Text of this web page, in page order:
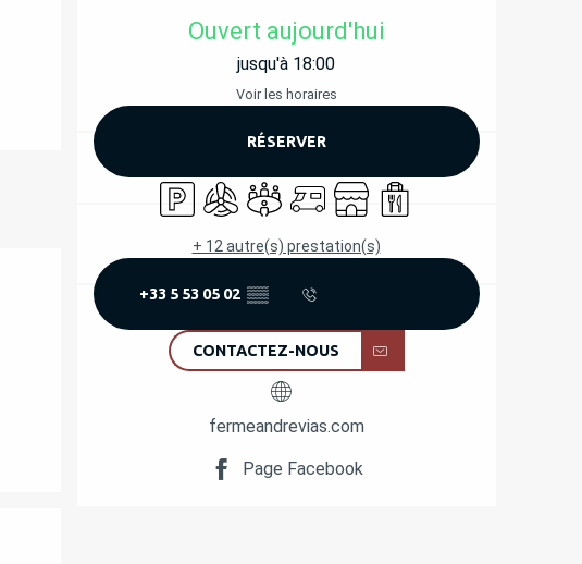
OUVERTURE ET
Ouvert aujourd'hui
jusqu'à 18:00
Voir les horaires
RÉSERVER
ParkingAir conditionné
Salle de réunion
Accueil camping car
BoutiqueVente à emporter
+ 12 autre(s) prestation(s)
+33 5 53 05 02 ▒▒
CONTACTEZ-NOUS
fermeandrevias.com
Page Facebook